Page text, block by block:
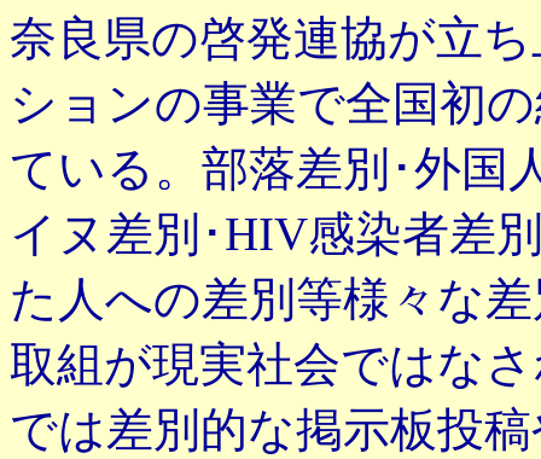
奈良県の啓発連協が立
ションの事業で全国初
ている。部落差別･外国
イヌ差別･HIV感染者差
た人への差別等様々な
取組が現実社会ではな
では差別的な掲示板投